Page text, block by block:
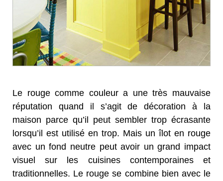
Le rouge comme couleur a une très mauvaise
réputation quand il s’agit de décoration à la
maison parce qu’il peut sembler trop écrasante
lorsqu’il est utilisé en trop. Mais un îlot en rouge
avec un fond neutre peut avoir un grand impact
visuel sur les cuisines contemporaines et
traditionnelles. Le rouge se combine bien avec le